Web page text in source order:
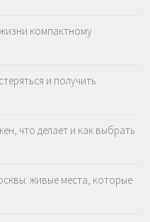
компактному
и получить
что делает и как выбрать
живые места, которые